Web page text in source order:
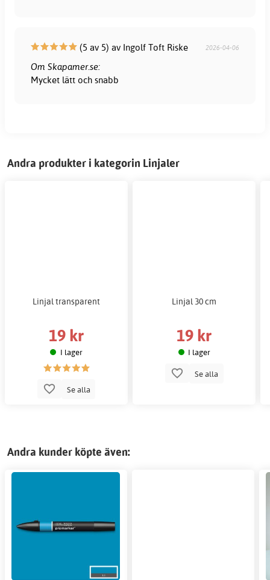
(5 av 5) av Ingolf Toft Riske 2026-04-06
Om Skapamer.se:
Mycket lätt och snabb
Andra produkter i kategorin Linjaler
Linjal transparent
19 kr
I lager
Se alla
Linjal 30 cm
19 kr
I lager
Se alla
Andra kunder köpte även: